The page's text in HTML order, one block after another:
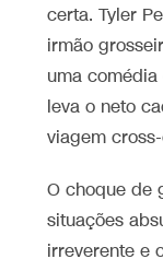
certa. Tyler
irmão
uma
leva o neto
viagem
O choque de
situações
irreverente e